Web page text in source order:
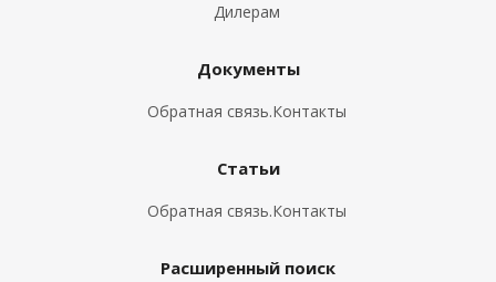
Дилерам
Документы
Обратная связь.Контакты
Статьи
Обратная связь.Контакты
Расширенный поиск